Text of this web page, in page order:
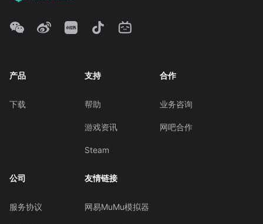
产品
下载
支持
帮助
游戏资讯
Steam
合作
业务咨询
网吧合作
公司
服务协议
友情链接
网易MuMu模拟器